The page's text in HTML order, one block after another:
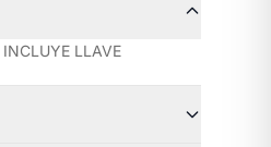
LLAVE